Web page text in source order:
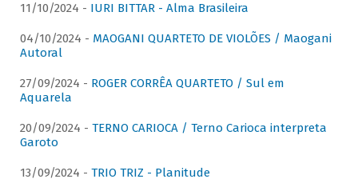
11/10/2024 - IURI BITTAR - Alma Brasileira
04/10/2024 - MAOGANI QUARTETO DE VIOLÕES / Maogani
Autoral
27/09/2024 - ROGER CORRÊA QUARTETO / Sul em
Aquarela
20/09/2024 - TERNO CARIOCA / Terno Carioca interpreta
Garoto
13/09/2024 - TRIO TRIZ - Planitude